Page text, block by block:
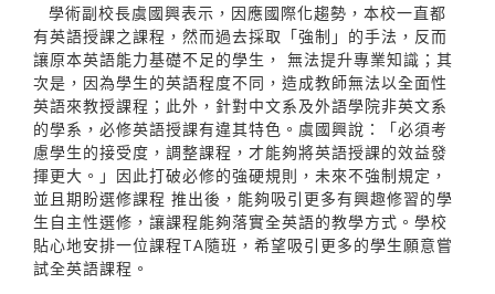
學術副校長虞國興表示，因應國際化趨勢，本校一直都
有英語授課之課程，然而過去採取「強制」的手法，反而
讓原本英語能力基礎不足的學生， 無法提升專業知識；其
次是，因為學生的英語程度不同，造成教師無法以全面性
英語來教授課程；此外，針對中文系及外語學院非英文系
的學系，必修英語授課有違其特色。虞國興說：「必須考
慮學生的接受度，調整課程，才能夠將英語授課的效益發
揮更大。」因此打破必修的強硬規則，未來不強制規定，
並且期盼選修課程 推出後，能夠吸引更多有興趣修習的學
生自主性選修，讓課程能夠落實全英語的教學方式。學校
貼心地安排一位課程TA隨班，希望吸引更多的學生願意嘗
試全英語課程。